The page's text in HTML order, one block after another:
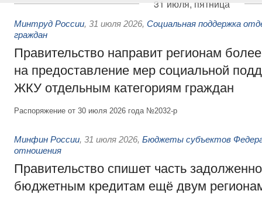
31 июля, пятница
Минтруд России, 31 июля 2026, Социальная поддержка
граждан
Правительство направит регионам
на предоставление мер социальной
ЖКУ отдельным категориям граждан
Распоряжение от 30 июля 2026 года №2032-р
Минфин России, 31 июля 2026, Бюджеты субъектов
отношения
Правительство спишет часть
бюджетным кредитам ещё двум